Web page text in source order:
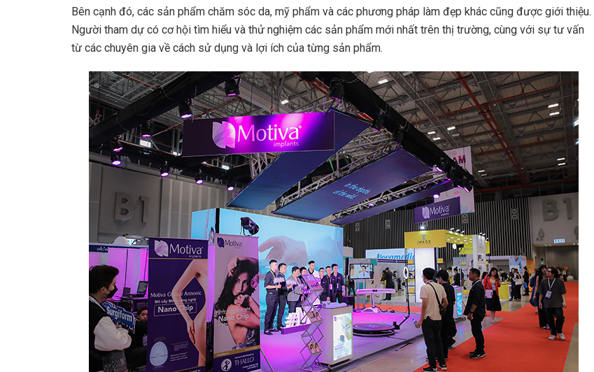
Bên cạnh đó, các sản phẩm chăm sóc da, mỹ phẩm và các phương pháp làm đẹp khác cũng được giới thiệu.
Người tham dự có cơ hội tìm hiểu và thử nghiệm các sản phẩm mới nhất trên thị trường, cùng với sự tư vấn
từ các chuyên gia về cách sử dụng và lợi ích của từng sản phẩm.